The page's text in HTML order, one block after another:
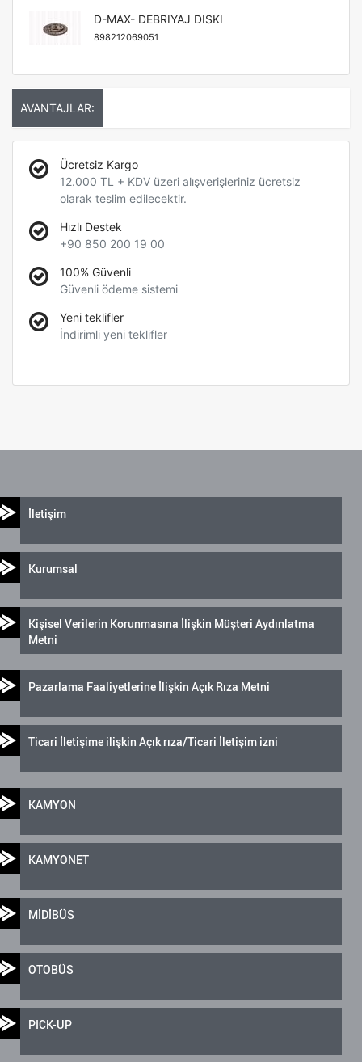
D-MAX- DEBRIYAJ DISKI
898212069051
AVANTAJLAR:
Ücretsiz Kargo
12.000 TL + KDV üzeri alışverişleriniz ücretsiz
olarak teslim edilecektir.
Hızlı Destek
+90 850 200 19 00
100% Güvenli
Güvenli ödeme sistemi
Yeni teklifler
İndirimli yeni teklifler
İletişim
Kurumsal
Kişisel Verilerin Korunmasına İlişkin Müşteri Aydınlatma
Metni
Pazarlama Faaliyetlerine İlişkin Açık Rıza Metni
Ticari İletişime ilişkin Açık rıza/Ticari İletişim izni
KAMYON
KAMYONET
MİDİBÜS
OTOBÜS
PICK-UP